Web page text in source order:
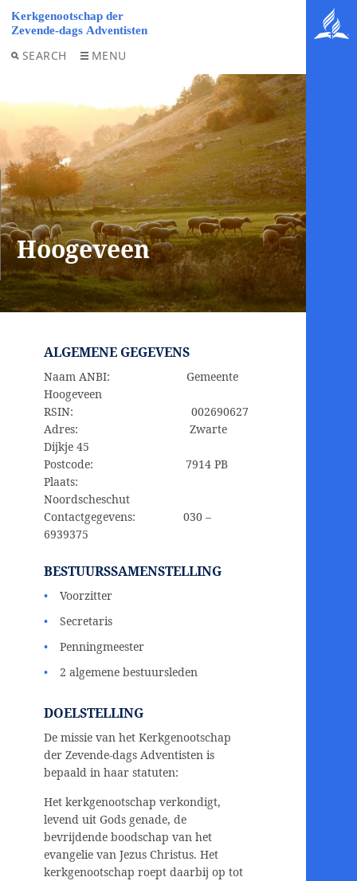
SEARCH MENU
Hoogeveen
ALGEMENE GEGEVENS
Naam ANBI: Gemeente
Hoogeveen
RSIN: 002690627
Adres: Zwarte
Dijkje 45
Postcode: 7914 PB
Plaats:
Noordscheschut
Contactgegevens: 030 –
6939375
BESTUURSSAMENSTELLING
Voorzitter
Secretaris
Penningmeester
2 algemene bestuursleden
DOELSTELLING
De missie van het Kerkgenootschap
der Zevende-dags Adventisten is
bepaald in haar statuten:
Het kerkgenootschap verkondigt,
levend uit Gods genade, de
bevrijdende boodschap van het
evangelie van Jezus Christus. Het
kerkgenootschap roept daarbij op tot